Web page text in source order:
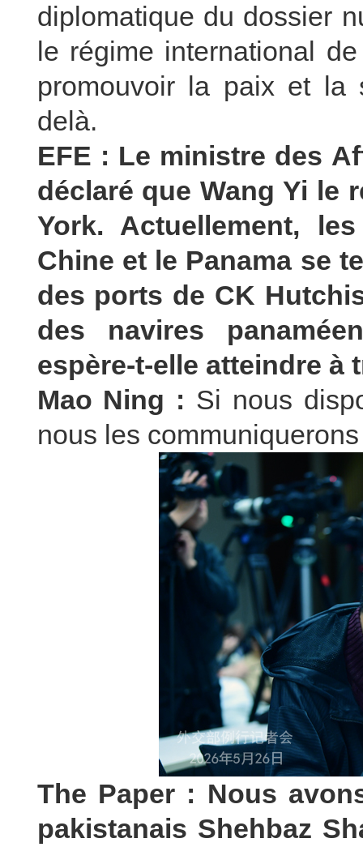
diplomatique du dossier
le régime international
promouvoir la paix et la
delà.
EFE : Le ministre des
déclaré que Wang Yi le
York. Actuellement,
Chine et le Panama se
des ports de CK
des navires
espère-t-elle atteindre
Mao Ning : Si nous
nous les
The Paper : Nous
pakistanais Shehbaz